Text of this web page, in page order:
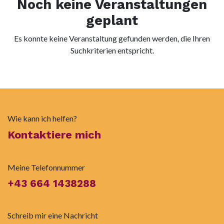
Noch keine Veranstaltungen
geplant
Es konnte keine Veranstaltung gefunden werden, die Ihren
Suchkriterien entspricht.
Wie kann ich helfen?
Kontaktiere mich
Meine Telefonnummer
+43 664 1438288
Schreib mir eine Nachricht